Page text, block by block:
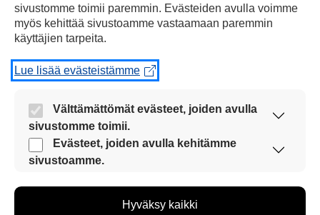
Suomalaiset kilpailevat maastohiihdossa,
ampumahiihdossa, mäkihypyssä, yhdistetyn kisassa,
sivustomme toimii paremmin. Evästeiden avulla voimme
myös kehittää sivustoamme vastaamaan paremmin
käyttäjien tarpeita.
Lue lisää evästeistämme
Välttämättömät evästeet, joiden avulla
sivustomme toimii.
Nämä evästeet ovat aina käytössä, jotta
sivustoamme voi käyttää sujuvasti ja turvallisesti.
Evästeet, joiden avulla kehitämme
sivustoamme.
kehittää sivustoamme vastaamaan paremmin
Hyväksy kaikki